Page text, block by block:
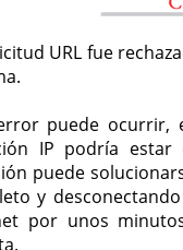
URL fue
puede ocurrir,
IP podría estar
puede
y
por unos